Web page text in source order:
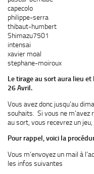
capecolo
philippe-serra
thibaut-humbert
Shimazu7501
intensai
xavier moal
stephane-moiroux
Le tirage au sort aura lieu
26 Avril.
Vous avez donc jusqu’au
souhaits. Si vous ne m’avez
au sort, vous recevrez un
Pour rappel, voici la
Vous m’envoyez un mail à
les infos suivantes